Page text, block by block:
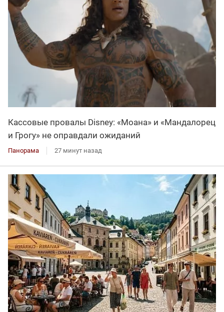
Кассовые провалы Disney: «Моана» и «Мандалорец
и Грогу» не оправдали ожиданий
Панорама 27 минут назад